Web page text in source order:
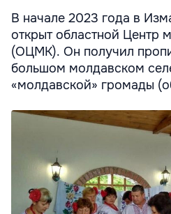
В начале 2023 года в
открыт областной Центр
(ОЦМК). Он получил
большом молдавском
«молдавской» громады